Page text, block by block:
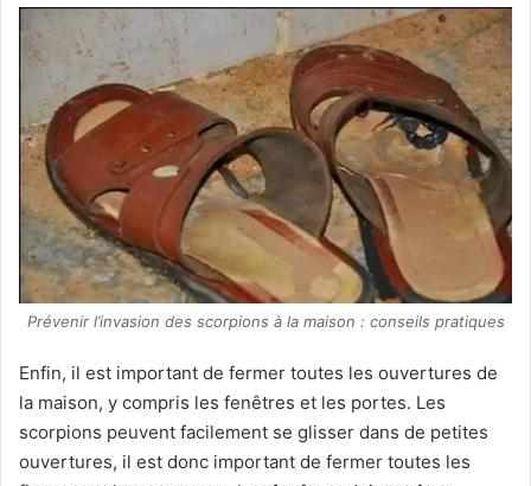
Prévenir l’invasion des scorpions à la maison : conseils pratiques
Enfin, il est important de fermer toutes les ouvertures de
la maison, y compris les fenêtres et les portes. Les
scorpions peuvent facilement se glisser dans de petites
ouvertures, il est donc important de fermer toutes les